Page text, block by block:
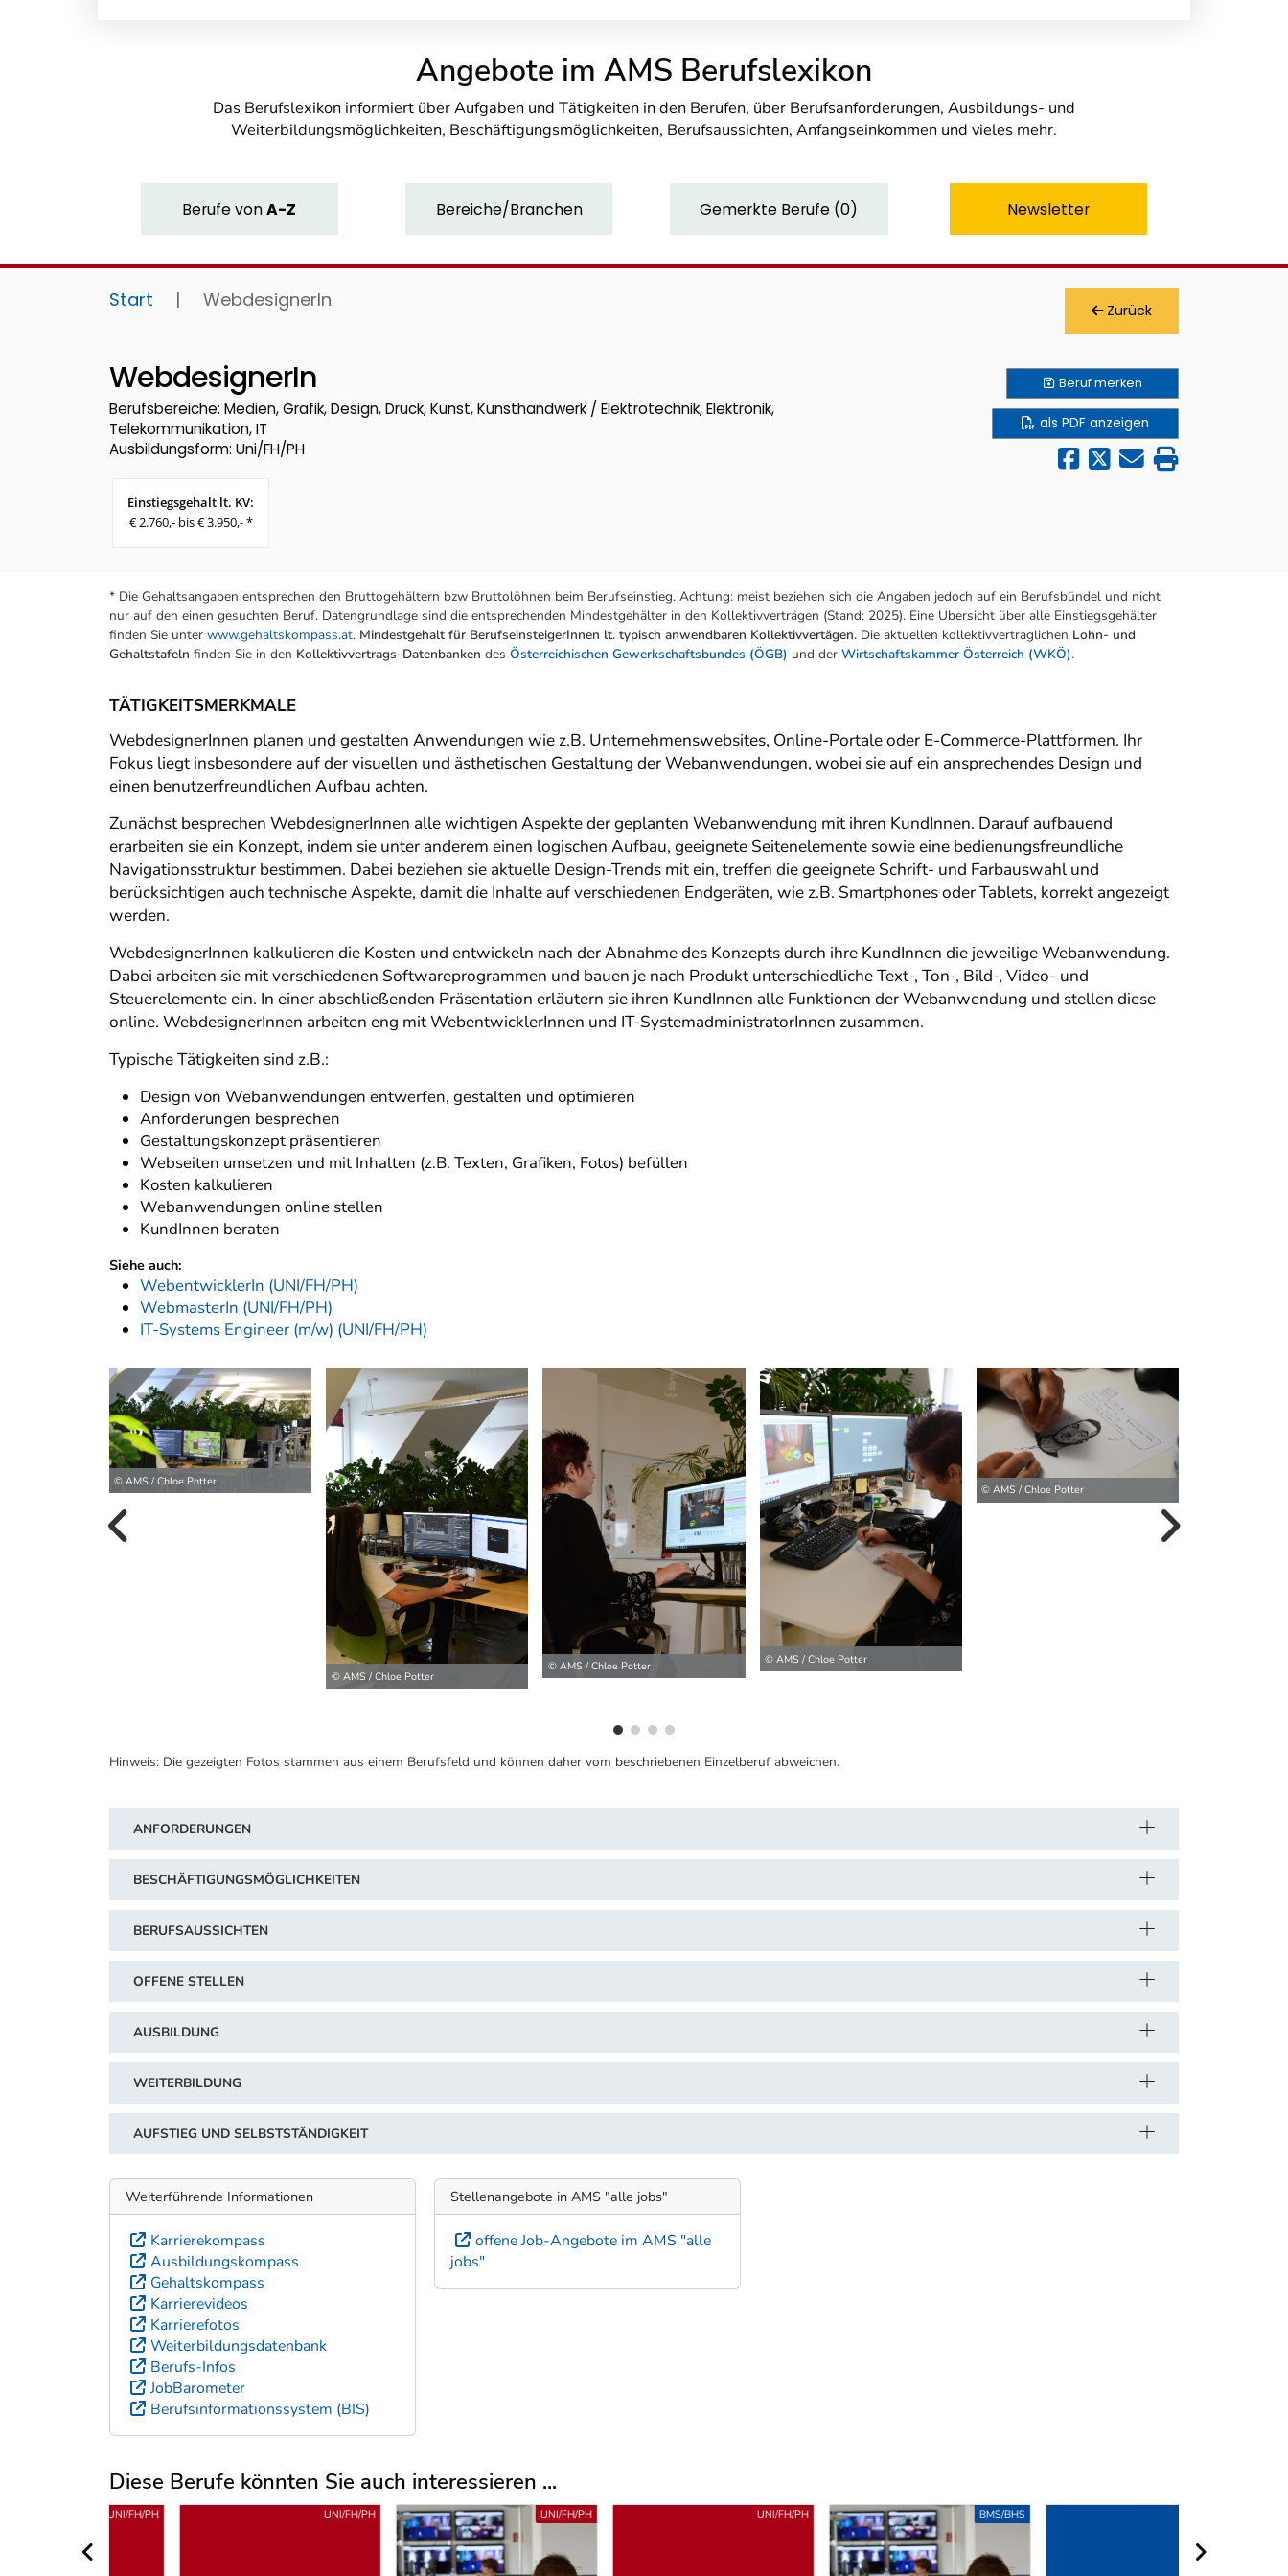
Angebote im AMS Berufslexikon
Das Berufslexikon informiert über Aufgaben und Tätigkeiten in den Berufen, über Berufsanforderungen, Ausbildungs- und
Weiterbildungsmöglichkeiten, Beschäftigungsmöglichkeiten, Berufsaussichten, Anfangseinkommen und vieles mehr.
BerufevonA-Z Bereiche/Branchen Gemerkte Berufe (0) Newsletter
Start | WebdesignerIn Zurück
WebdesignerIn
Berufsbereiche: Medien, Grafik, Design, Druck, Kunst, Kunsthandwerk / Elektrotechnik, Elektronik,
Telekommunikation, IT
Ausbildungsform: Uni/FH/PH
Einstiegsgehalt lt. KV:
€ 2.760,- bis € 3.950,- *
Berufmerken
als PDF anzeigen
* Die Gehaltsangaben entsprechen den Bruttogehältern bzw Bruttolöhnen beim Berufseinstieg. Achtung: meist beziehen sich die Angaben jedoch auf ein Berufsbündel und nicht
nur auf den einen gesuchten Beruf. Datengrundlage sind die entsprechenden Mindestgehälter in den Kollektivverträgen (Stand: 2025). Eine Übersicht über alle Einstiegsgehälter
finden Sie unter www.gehaltskompass.at. Mindestgehalt für BerufseinsteigerInnen lt. typisch anwendbaren Kollektivvertägen. Die aktuellen kollektivvertraglichen Lohn- und
Gehaltstafeln finden Sie in den Kollektivvertrags-Datenbanken des Österreichischen Gewerkschaftsbundes (ÖGB) und der Wirtschaftskammer Österreich (WKÖ).
TÄTIGKEITSMERKMALE
WebdesignerInnen planen und gestalten Anwendungen wie z.B. Unternehmenswebsites, Online-Portale oder E-Commerce-Plattformen. Ihr
Fokus liegt insbesondere auf der visuellen und ästhetischen Gestaltung der Webanwendungen, wobei sie auf ein ansprechendes Design und
einen benutzerfreundlichen Aufbau achten.
Zunächst besprechen WebdesignerInnen alle wichtigen Aspekte der geplanten Webanwendung mit ihren KundInnen. Darauf aufbauend
erarbeiten sie ein Konzept, indem sie unter anderem einen logischen Aufbau, geeignete Seitenelemente sowie eine bedienungsfreundliche
Navigationsstruktur bestimmen. Dabei beziehen sie aktuelle Design-Trends mit ein, treffen die geeignete Schrift- und Farbauswahl und
berücksichtigen auch technische Aspekte, damit die Inhalte auf verschiedenen Endgeräten, wie z.B. Smartphones oder Tablets, korrekt angezeigt
werden.
WebdesignerInnen kalkulieren die Kosten und entwickeln nach der Abnahme des Konzepts durch ihre KundInnen die jeweilige Webanwendung.
Dabei arbeiten sie mit verschiedenen Softwareprogrammen und bauen je nach Produkt unterschiedliche Text-, Ton-, Bild-, Video- und
Steuerelemente ein. In einer abschließenden Präsentation erläutern sie ihren KundInnen alle Funktionen der Webanwendung und stellen diese
online. WebdesignerInnen arbeiten eng mit WebentwicklerInnen und IT-SystemadministratorInnen zusammen.
Typische Tätigkeiten sind z.B.:
Design von Webanwendungen entwerfen, gestalten und optimieren
Anforderungen besprechen
Gestaltungskonzept präsentieren
Webseiten umsetzen und mit Inhalten (z.B. Texten, Grafiken, Fotos) befüllen
Kosten kalkulieren
Webanwendungen online stellen
KundInnen beraten
Siehe auch:
WebentwicklerIn (UNI/FH/PH)
WebmasterIn (UNI/FH/PH)
IT-Systems Engineer (m/w) (UNI/FH/PH)
© AMS / Chloe Potter
© AMS / Chloe Potter
© AMS / Chloe Potter © AMS / Chloe Potter
© AMS / Chloe Potter
vorherige Bilder
Hinweis: Die gezeigten Fotos stammen aus einem Berufsfeld und können daher vom beschriebenen Einzelberuf abweichen.
ANFORDERUNGEN
BESCHÄFTIGUNGSMÖGLICHKEITEN
BERUFSAUSSICHTEN
OFFENE STELLEN
AUSBILDUNG
WEITERBILDUNG
AUFSTIEG UND SELBSTSTÄNDIGKEIT
Weiterführende Informationen
Karrierekompass
Ausbildungskompass
Gehaltskompass
Karrierevideos
Karrierefotos
Weiterbildungsdatenbank
Berufs-Infos
JobBarometer
Berufsinformationssystem (BIS)
Stellenangebote in AMS "alle jobs"
offene Job-Angebote im AMS "alle
jobs"
Diese Berufe könnten Sie auch interessieren ...
Uber weitere Berufsvorschläge UNI/FH/PH BMS/BHS